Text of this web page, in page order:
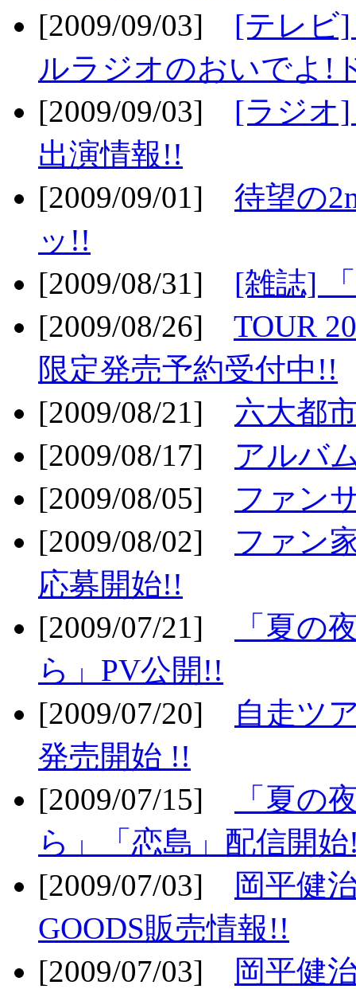
[2009/09/03] [テレビ
ルラジオのおいでよ!
[2009/09/03] [ラジオ]
出演情報!!
[2009/09/01] 待望の
ッ!!
[2009/08/31] [雑誌]
[2009/08/26] TOUR
限定発売予約受付中!!
[2009/08/21] 六大都
[2009/08/17] アルバ
[2009/08/05] ファン
[2009/08/02] ファン
応募開始!!
[2009/07/21]
「夏の
ら」PV公開!!
[2009/07/20]
自走ツ
発売開始 !!
[2009/07/15]
「夏の
ら」「恋島」配信開
[2009/07/03]
岡平健
GOODS販売情報!!
[2009/07/03]
岡平健